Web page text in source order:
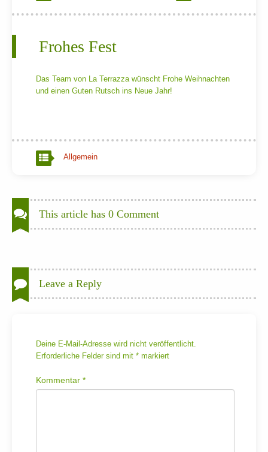
Frohes Fest
Das Team von La Terrazza wünscht Frohe Weihnachten
und einen Guten Rutsch ins Neue Jahr!
Allgemein
This article has 0 Comment
Leave a Reply
Deine E-Mail-Adresse wird nicht veröffentlicht.
Erforderliche Felder sind mit * markiert
Kommentar *